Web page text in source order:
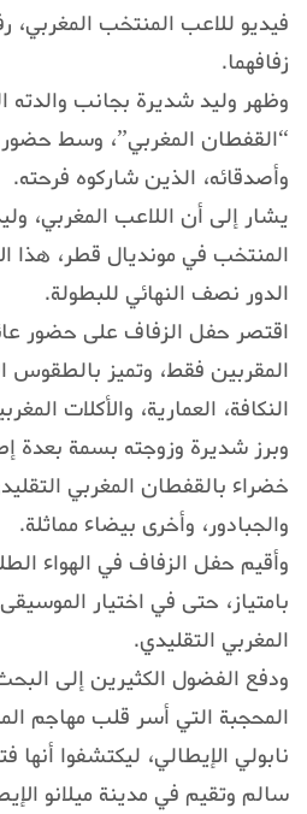
فيديو للاعب المنتخب
زفافهما.
وظهر وليد شديرة بجانب والدته
“القفطان المغربي”، وسط حضور
وأصدقائه، الذين شاركوه فرحته.
يشار إلى أن اللاعب المغربي،
المنتخب في مونديال قطر، هذا
الدور نصف النهائي للبطولة.
اقتصر حفل الزفاف على حضور
المقربين فقط، وتميز بالطقوس
النكافة، العمارية، والأكلات
وبرز شديرة وزوجته بسمة بعدة
خضراء بالقفطان المغربي
والجبادور، وأخرى بيضاء مماثلة.
وأقيم حفل الزفاف في الهواء
بامتياز، حتى في اختيار
المغربي التقليدي.
ودفع الفضول الكثيرين إلى
المحجبة التي أسر قلب مهاجم
نابولي الإيطالي، ليكتشفوا
سالم وتقيم في مدينة ميلانو